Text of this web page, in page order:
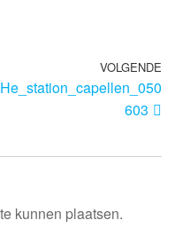
VOLGENDE
603
kunnen plaatsen.